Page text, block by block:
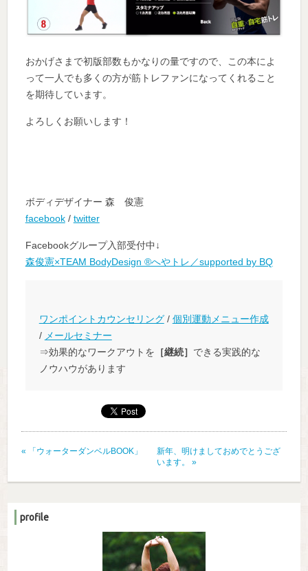
おかげさまで初版部数もかなりの量ですので、この本によ
って一人でも多くの方が筋トレファンになってくれること
を期待しています。
よろしくお願いします！
ボディデザイナー 森 俊憲
facebook/ twitter
Facebookグループ入部受付中↓
森俊憲×TEAM BodyDesign ®へやトレ／supported by BQ
ワンポイントカウンセリング/ 個別運動メニュー作成
/ メールセミナー
⇒効果的なワークアウトを ［継続］ できる実践的な
ノウハウがあります
« 「ウォーターダンベルBOOK」
新年、明けましておめでとうござ
います。 »
profile